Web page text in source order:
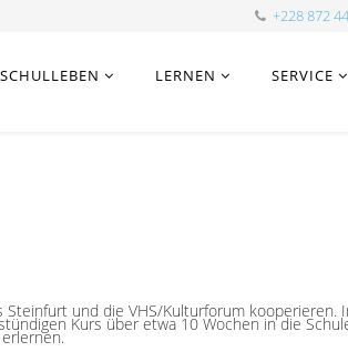
+228 872
SCHULLEBEN LERNEN SERVICE
und die VHS/Kulturforum kooperieren.
Kurs über etwa 10 Wochen in die